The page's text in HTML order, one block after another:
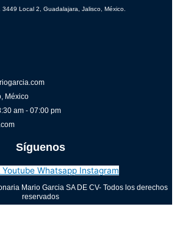
Local 2, Guadalajara, Jalisco, México.
México
am - 07:00 pm
Síguenos
Youtube Whatsapp Instagram
Mario Garcia SA DE CV- Todos los derechos
reservados